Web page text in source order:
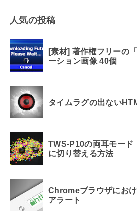
人気の投稿
[素材] 著作権フリーの
ーション画像 40個
タイムラグの出ない
TWS-P10の両耳モード
に切り替える方法
Chromeブラウザにお
アラート